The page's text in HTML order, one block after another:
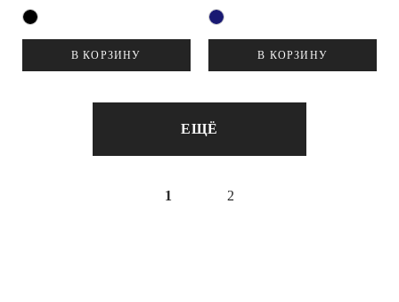
В КОРЗИНУ В КОРЗИНУ
ЕЩЁ
1 2